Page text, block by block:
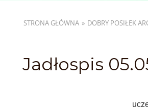
STRONA GŁÓWNA » DOBRY POSIŁEK
Jadłospis